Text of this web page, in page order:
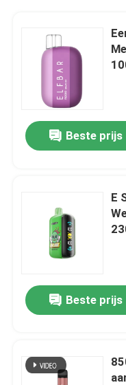
Beste prijs
E
Beste prijs